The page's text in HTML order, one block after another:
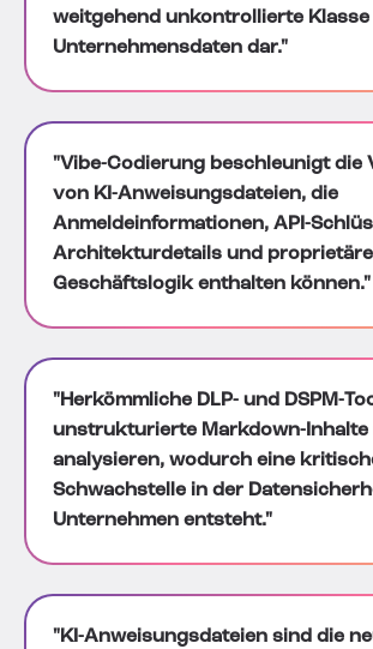
weitgehend unkontrollierte
Unternehmensdaten dar."
"Vibe-Codierung beschleunigt die
von KI-Anweisungsdateien, die
Anmeldeinformationen, API-
Architekturdetails und proprietäre
Geschäftslogik enthalten können."
"Herkömmliche DLP- und DSPM-
unstrukturierte Markdown-Inhalte
analysieren, wodurch eine
Schwachstelle in der
Unternehmen entsteht."
"KI-Anweisungsdateien sind die